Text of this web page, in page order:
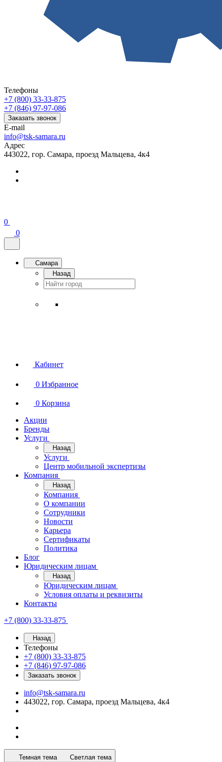
Телефоны
+7 (800) 33-33-875
+7 (846) 97-97-086
Заказать звонок
E-mail
info@tsk-samara.ru
Адрес
443022, гор. Самара, проезд Мальцева, 4к4
0
0
Самара
Назад
Кабинет
0 Избранное
0 Корзина
Акции
Бренды
Услуги
Назад
Услуги
Центр мобильной экспертизы
Компания
Назад
Компания
О компании
Сотрудники
Новости
Карьера
Сертификаты
Политика
Блог
Юридическим лицам
Назад
Юридическим лицам
Условия оплаты и реквизиты
Контакты
+7 (800) 33-33-875
Назад
Телефоны
+7 (800) 33-33-875
+7 (846) 97-97-086
Заказать звонок
info@tsk-samara.ru
443022, гор. Самара, проезд Мальцева, 4к4
Темная тема Светлая тема